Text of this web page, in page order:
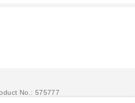
No.: 575777